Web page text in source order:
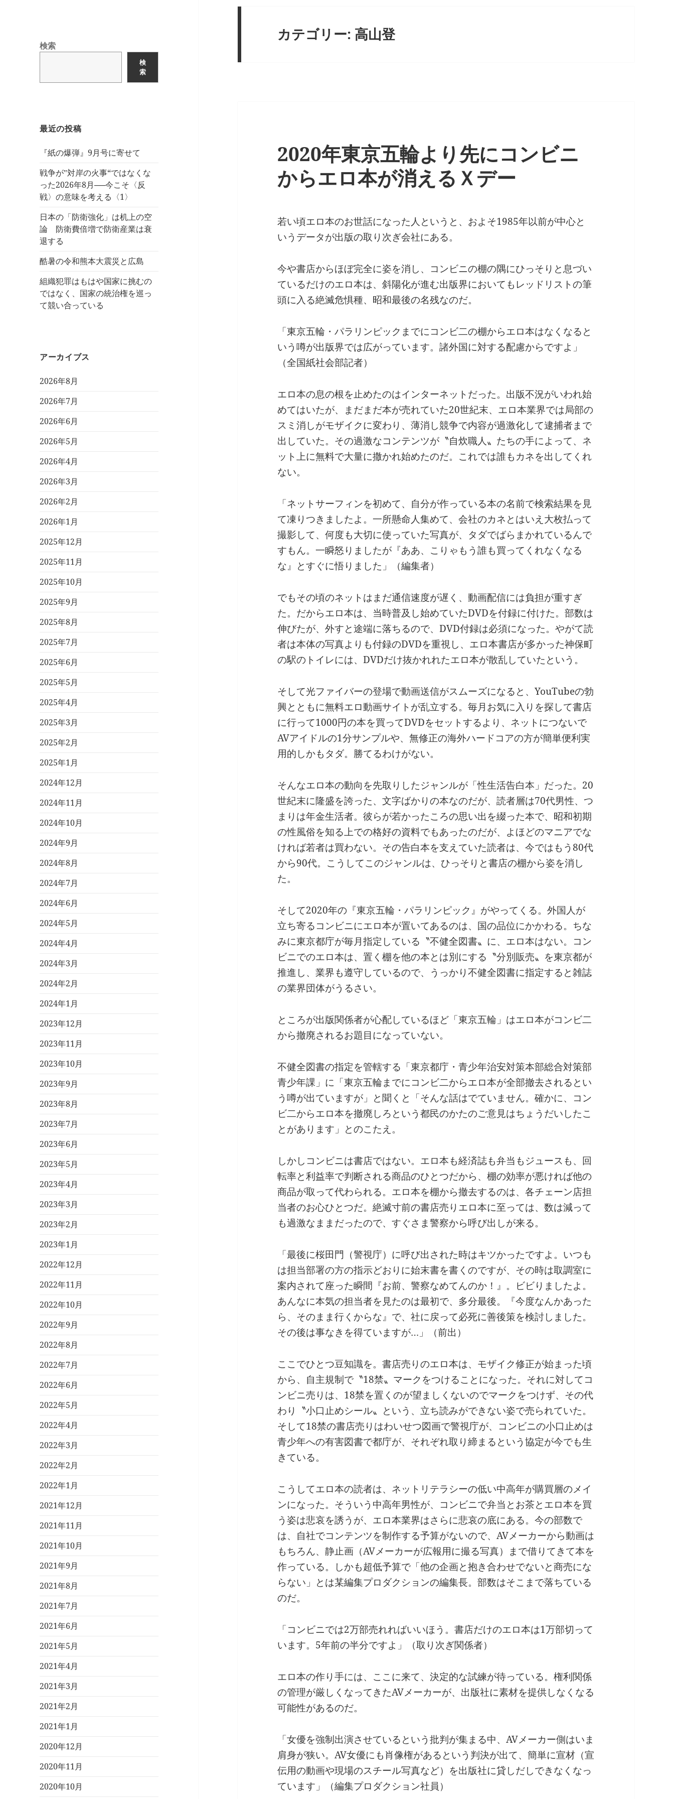
検索
検
索
最近の投稿
『紙の爆弾』9月号に寄せて
戦争が‟対岸の火事“ではなくな
った2026年8月──今こそ〈反
戦〉の意味を考える〈1〉
日本の「防衛強化」は机上の空
論 防衛費倍増で防衛産業は衰
退する
酷暑の令和熊本大震災と広島
組織犯罪はもはや国家に挑むの
ではなく、国家の統治権を巡っ
て競い合っている
アーカイブス
2026年8月
2026年7月
2026年6月
2026年5月
2026年4月
2026年3月
2026年2月
2026年1月
2025年12月
2025年11月
2025年10月
2025年9月
2025年8月
2025年7月
2025年6月
2025年5月
2025年4月
2025年3月
2025年2月
2025年1月
2024年12月
2024年11月
2024年10月
2024年9月
2024年8月
2024年7月
2024年6月
2024年5月
2024年4月
2024年3月
2024年2月
2024年1月
2023年12月
2023年11月
2023年10月
2023年9月
2023年8月
2023年7月
2023年6月
2023年5月
2023年4月
2023年3月
2023年2月
2023年1月
2022年12月
2022年11月
2022年10月
2022年9月
2022年8月
2022年7月
2022年6月
2022年5月
2022年4月
2022年3月
2022年2月
2022年1月
2021年12月
2021年11月
2021年10月
2021年9月
2021年8月
2021年7月
2021年6月
2021年5月
2021年4月
2021年3月
2021年2月
2021年1月
2020年12月
2020年11月
2020年10月
カテゴリー: 高山登
2020年東京五輪より先にコンビニ
からエロ本が消えるＸデー
若い頃エロ本のお世話になった人というと、およそ1985年以前が中心と
いうデータが出版の取り次ぎ会社にある。
今や書店からほぼ完全に姿を消し、コンビニの棚の隅にひっそりと息づい
ているだけのエロ本は、斜陽化が進む出版界においてもレッドリストの筆
頭に入る絶滅危惧種、昭和最後の名残なのだ。
「東京五輪・パラリンピックまでにコンビ二の棚からエロ本はなくなると
いう噂が出版界では広がっています。諸外国に対する配慮からですよ」
（全国紙社会部記者）
エロ本の息の根を止めたのはインターネットだった。出版不況がいわれ始
めてはいたが、まだまだ本が売れていた20世紀末、エロ本業界では局部の
スミ消しがモザイクに変わり、薄消し競争で内容が過激化して逮捕者まで
出していた。その過激なコンテンツが〝自炊職人〟たちの手によって、ネ
ット上に無料で大量に撒かれ始めたのだ。これでは誰もカネを出してくれ
ない。
「ネットサーフィンを初めて、自分が作っている本の名前で検索結果を見
て凍りつきましたよ。一所懸命人集めて、会社のカネとはいえ大枚払って
撮影して、何度も大切に使っていた写真が、タダでばらまかれているんで
すもん。一瞬怒りましたが『ああ、こりゃもう誰も買ってくれなくなる
な』とすぐに悟りました」（編集者）
でもその頃のネットはまだ通信速度が遅く、動画配信には負担が重すぎ
た。だからエロ本は、当時普及し始めていたDVDを付録に付けた。部数は
伸びたが、外すと途端に落ちるので、DVD付録は必須になった。やがて読
者は本体の写真よりも付録のDVDを重視し、エロ本書店が多かった神保町
の駅のトイレには、DVDだけ抜かれれたエロ本が散乱していたという。
そして光ファイバーの登場で動画送信がスムーズになると、YouTubeの勃
興とともに無料エロ動画サイトが乱立する。毎月お気に入りを探して書店
に行って1000円の本を買ってDVDをセットするより、ネットにつないで
AVアイドルの1分サンプルや、無修正の海外ハードコアの方が簡単便利実
用的しかもタダ。勝てるわけがない。
そんなエロ本の動向を先取りしたジャンルが「性生活告白本」だった。20
世紀末に隆盛を誇った、文字ばかりの本なのだが、読者層は70代男性、つ
まりは年金生活者。彼らが若かったころの思い出を綴った本で、昭和初期
の性風俗を知る上での格好の資料でもあったのだが、よほどのマニアでな
ければ若者は買わない。その告白本を支えていた読者は、今ではもう80代
から90代。こうしてこのジャンルは、ひっそりと書店の棚から姿を消し
た。
そして2020年の『東京五輪・パラリンピック』がやってくる。外国人が
立ち寄るコンビニにエロ本が置いてあるのは、国の品位にかかわる。ちな
みに東京都庁が毎月指定している〝不健全図書〟に、エロ本はない。コン
ビニでのエロ本は、置く棚を他の本とは別にする〝分別販売〟を東京都が
推進し、業界も遵守しているので、うっかり不健全図書に指定すると雑誌
の業界団体がうるさい。
ところが出版関係者が心配しているほど「東京五輪」はエロ本がコンビ二
から撤廃されるお題目になっていない。
不健全図書の指定を管轄する「東京都庁・青少年治安対策本部総合対策部
青少年課」に「東京五輪までにコンビ二からエロ本が全部撤去されるとい
う噂が出ていますが」と聞くと「そんな話はでていません。確かに、コン
ビ二からエロ本を撤廃しろという都民のかたのご意見はちょうだいしたこ
とがあります」とのこたえ。
しかしコンビニは書店ではない。エロ本も経済誌も弁当もジュースも、回
転率と利益率で判断される商品のひとつだから、棚の効率が悪ければ他の
商品が取って代わられる。エロ本を棚から撤去するのは、各チェーン店担
当者のお心ひとつだ。絶滅寸前の書店売りエロ本に至っては、数は減って
も過激なままだったので、すぐさま警察から呼び出しが来る。
「最後に桜田門（警視庁）に呼び出された時はキツかったですよ。いつも
は担当部署の方の指示どおりに始末書を書くのですが、その時は取調室に
案内されて座った瞬間『お前、警察なめてんのか！』。ビビりましたよ。
あんなに本気の担当者を見たのは最初で、多分最後。『今度なんかあった
ら、そのまま行くからな』で、社に戻って必死に善後策を検討しました。
その後は事なきを得ていますが…」（前出）
ここでひとつ豆知識を。書店売りのエロ本は、モザイク修正が始まった頃
から、自主規制で〝18禁〟マークをつけることになった。それに対してコ
ンビニ売りは、18禁を置くのが望ましくないのでマークをつけず、その代
わり〝小口止めシール〟という、立ち読みができない姿で売られていた。
そして18禁の書店売りはわいせつ図画で警視庁が、コンビニの小口止めは
青少年への有害図書で都庁が、それぞれ取り締まるという協定が今でも生
きている。
こうしてエロ本の読者は、ネットリテラシーの低い中高年が購買層のメイ
ンになった。そういう中高年男性が、コンビニで弁当とお茶とエロ本を買
う姿は悲哀を誘うが、エロ本業界はさらに悲哀の底にある。今の部数で
は、自社でコンテンツを制作する予算がないので、AVメーカーから動画は
もちろん、静止画（AVメーカーが広報用に撮る写真）まで借りてきて本を
作っている。しかも超低予算で「他の企画と抱き合わせでないと商売にな
らない」とは某編集プロダクションの編集長。部数はそこまで落ちている
のだ。
「コンビニでは2万部売れればいいほう。書店だけのエロ本は1万部切って
います。5年前の半分ですよ」（取り次ぎ関係者）
エロ本の作り手には、ここに来て、決定的な試練が待っている。権利関係
の管理が厳しくなってきたAVメーカーが、出版社に素材を提供しなくなる
可能性があるのだ。
「女優を強制出演させているという批判が集まる中、AVメーカー側はいま
肩身が狭い。AV女優にも肖像権があるという判決が出て、簡単に宣材（宣
伝用の動画や現場のスチール写真など）を出版社に貸しだしできなくなっ
ています」（編集プロダクション社員）